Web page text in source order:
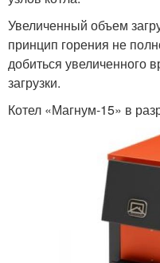
Увеличенный объем
принцип горения не
добиться увеличенного
загрузки.
Котел «Магнум-15» в